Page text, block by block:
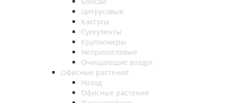
Цитрусовые
Кактусы
Суккуленты
Крупномеры
Неприхотливые
Очищающие воздух
Офисные растения
Назад
Офисные растения